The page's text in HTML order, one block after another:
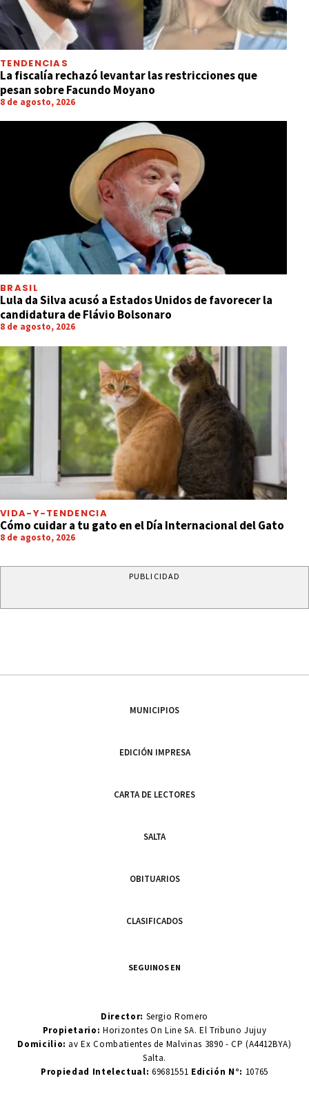
TENDENCIAS
La fiscalía rechazó levantar las restricciones que
pesan sobre Facundo Moyano
8 de agosto, 2026
BRASIL
Lula da Silva acusó a Estados Unidos de favorecer la
candidatura de Flávio Bolsonaro
8 de agosto, 2026
VIDA-Y-TENDENCIA
Cómo cuidar a tu gato en el Día Internacional del Gato
8 de agosto, 2026
PUBLICIDAD
MUNICIPIOS
EDICIÓN IMPRESA
CARTA DE LECTORES
SALTA
OBITUARIOS
CLASIFICADOS
SEGUINOS EN
Director: Sergio Romero
Propietario:Horizontes On Line SA. El Tribuno Jujuy
Domicilio: av Ex Combatientes de Malvinas 3890 - CP (A4412BYA)
Salta.
Propiedad Intelectual: 69681551 Edición N°: 10765